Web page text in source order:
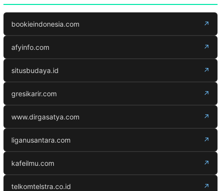
bookieindonesia.com ↗
afyinfo.com ↗
situsbudaya.id ↗
gresikarir.com ↗
www.dirgasatya.com ↗
liganusantara.com ↗
kafeilmu.com ↗
telkomtelstra.co.id ↗